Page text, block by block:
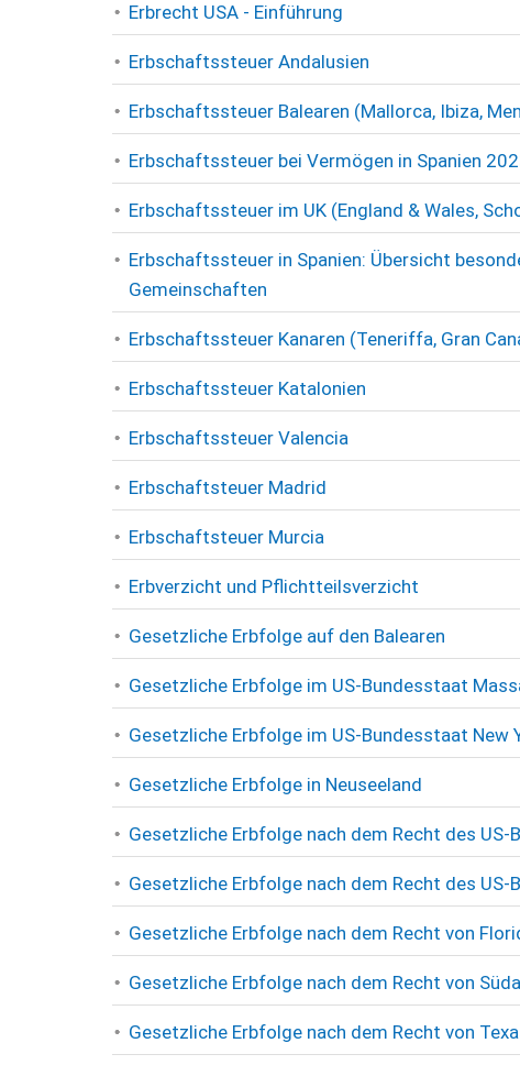
Erbrecht USA - Einführung
Erbschaftssteuer Andalusien
Erbschaftssteuer Balearen (Mallorca, Ibiza,
Erbschaftssteuer bei Vermögen in Spanien
Erbschaftssteuer im UK (England & Wales,
Erbschaftssteuer in Spanien: Übersicht
Gemeinschaften
Erbschaftssteuer Kanaren (Teneriffa, Gran
Erbschaftssteuer Katalonien
Erbschaftssteuer Valencia
Erbschaftsteuer Madrid
Erbschaftsteuer Murcia
Erbverzicht und Pflichtteilsverzicht
Gesetzliche Erbfolge auf den Balearen
Gesetzliche Erbfolge im US-Bundesstaat
Gesetzliche Erbfolge im US-Bundesstaat New
Gesetzliche Erbfolge in Neuseeland
Gesetzliche Erbfolge nach dem Recht des
Gesetzliche Erbfolge nach dem Recht des
Gesetzliche Erbfolge nach dem Recht von
Gesetzliche Erbfolge nach dem Recht von
Gesetzliche Erbfolge nach dem Recht von